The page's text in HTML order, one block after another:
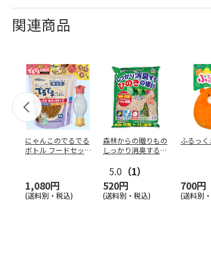
関連商品
にゃんこのでるでる
ボトル フードセッ
1,080円
(送料別・税込)
森林からの贈りもの
しっかり消臭するひ
5.0 （1）
520円
(送料別・税込)
ふるっく
700円
(送料別